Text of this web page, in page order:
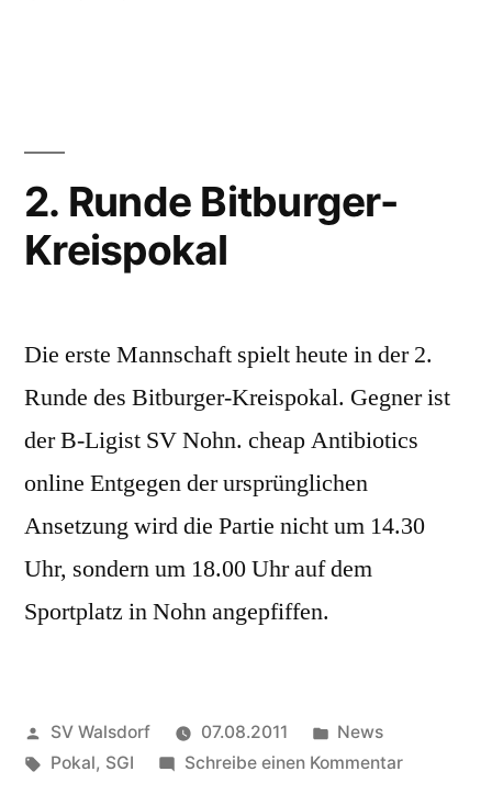
2. Runde Bitburger-
Kreispokal
Die erste Mannschaft spielt heute in der 2.
Runde des Bitburger-Kreispokal. Gegner ist
der B-Ligist SV Nohn. cheap Antibiotics
online Entgegen der ursprünglichen
Ansetzung wird die Partie nicht um 14.30
Uhr, sondern um 18.00 Uhr auf dem
Sportplatz in Nohn angepfiffen.
Veröffentlicht
von
SV Walsdorf 07.08.2011
Veröffentlicht
in
News
Schlagwörter:
Pokal, SGI Schreibe einen Kommentarzu